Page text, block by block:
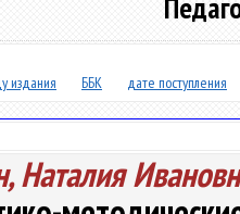
издания ББК дате поступления
Наталия